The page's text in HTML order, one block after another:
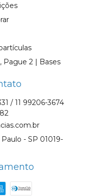
Pague 2 | Bases
/ 11 99206-3674
- SP 01019-